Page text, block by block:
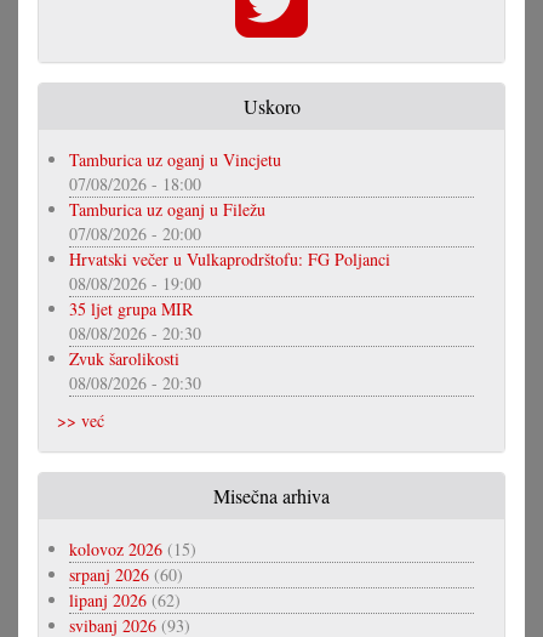
Uskoro
Tamburica uz oganj u Vincjetu
07/08/2026 - 18:00
Tamburica uz oganj u Filežu
07/08/2026 - 20:00
Hrvatski večer u Vulkaprodrštofu: FG Poljanci
08/08/2026 - 19:00
35 ljet grupa MIR
08/08/2026 - 20:30
Zvuk šarolikosti
08/08/2026 - 20:30
>> već
Misečna arhiva
kolovoz 2026 (15)
srpanj 2026 (60)
lipanj 2026 (62)
svibanj 2026 (93)